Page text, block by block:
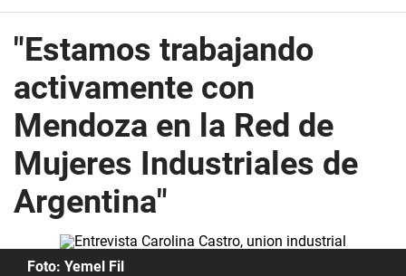
"Estamos trabajando
activamente con
Mendoza en la Red de
Mujeres Industriales de
Argentina"
Foto: Yemel Fil